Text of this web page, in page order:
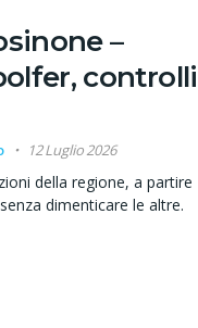
–
controlli
12 Luglio 2026
della regione, a partire
dimenticare le altre.